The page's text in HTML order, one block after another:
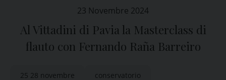
23 Novembre 2024
Al Vittadini di Pavia la Masterclass di
flauto con Fernando Raña Barreiro
25 28 novembre conservatorio